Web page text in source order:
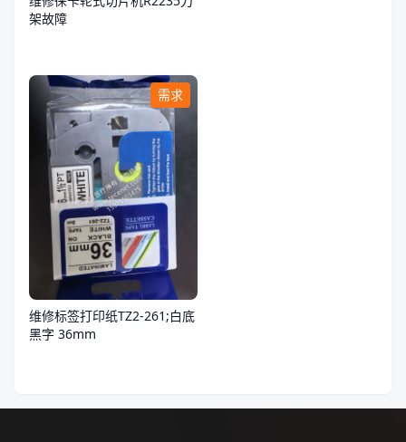
架故障
需求
维修标签打印纸TZ2-261;白底
黑字 36mm